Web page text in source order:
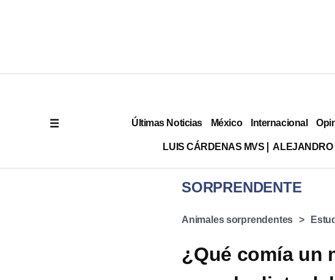
Últimas Noticias México Internacional
LUIS CÁRDENAS MVS ALEJANDRO
SORPRENDENTE
Animales sorprendentes
¿Qué comía un